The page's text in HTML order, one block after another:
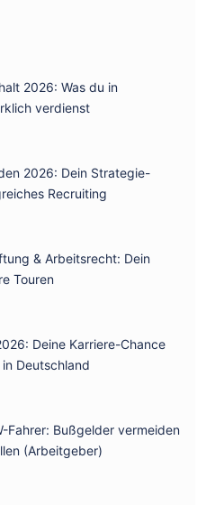
2026: Was du in
verdienst
2026: Dein Strategie-
Recruiting
& Arbeitsrecht: Dein
Touren
Deine Karriere-Chance
Deutschland
Fahrer: Bußgelder vermeiden
(Arbeitgeber)